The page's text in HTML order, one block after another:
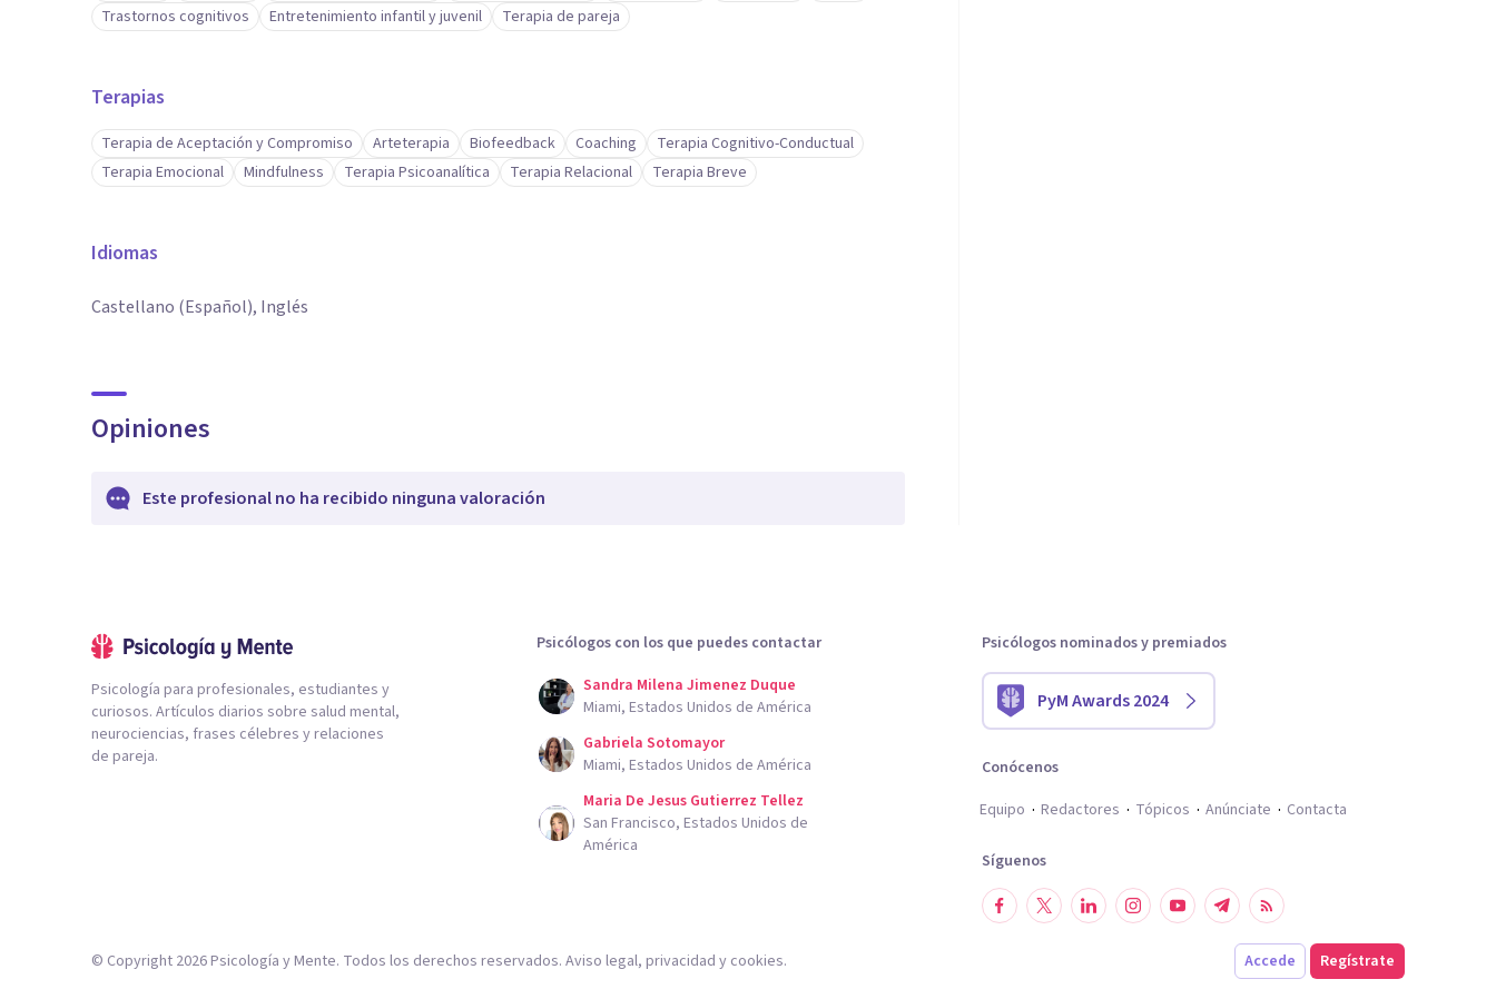
Trastornos cognitivos
Entretenimiento infantil y juvenil Terapia de pareja
Terapias
Terapia de Aceptación y Compromiso Arteterapia Biofeedback Coaching
Terapia Cognitivo-Conductual
Terapia Emocional
Mindfulness Terapia Psicoanalítica Terapia Relacional Terapia Breve
Idiomas
Castellano (Español), Inglés
Opiniones
Este profesional no ha recibido ninguna valoración
Psicología para profesionales, estudiantes y
curiosos. Artículos diarios sobre salud mental,
neurociencias, frases célebres y relaciones
de pareja.
Psicólogos con los que puedes contactar
Sandra Milena Jimenez Duque
Miami, Estados Unidos de América
Gabriela Sotomayor
Miami, Estados Unidos de América
Maria De Jesus Gutierrez Tellez
San Francisco, Estados Unidos de
América
Psicólogos nominados y premiados
PyM Awards 2024
Conócenos
Equipo
Redactores Tópicos Anúnciate Contacta
Síguenos
Accede Regístrate
© Copyright 2026Psicología y Mente. Todos los derechos reservados. Aviso legal, privacidad y cookies.